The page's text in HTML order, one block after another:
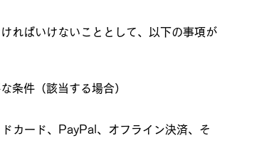
ればいけないこととして、以下の事項が
条件（該当する場合）
カード、PayPal、オフライン決済、そ